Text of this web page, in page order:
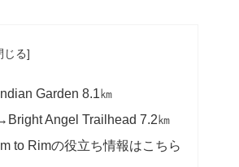
Garden 8.1㎞
Angel Trailhead 7.2㎞
to Rimの役立ち情報はこちら